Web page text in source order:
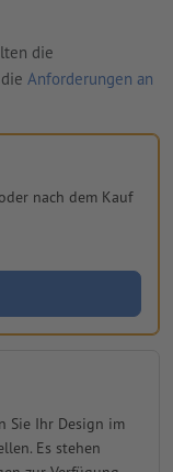
die
Anforderungen an
nach dem Kauf
Sie Ihr Design im
Es stehen